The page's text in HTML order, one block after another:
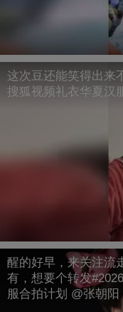
这次豆还能笑得出来
搜狐视频礼衣华夏汉
醒的好早，来关注流
有，想要个转发
服合拍计划 @张朝阳